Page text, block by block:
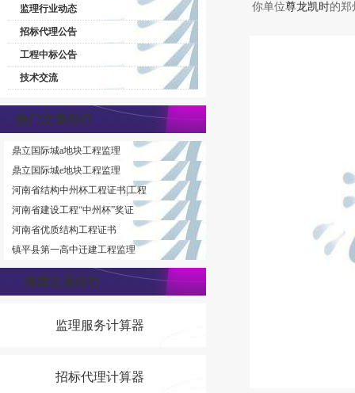
监理行业动态
招标代理公告
工程中标公告
技术交流
热门文章排行
鼎立国际城a地块工程监理
鼎立国际城e地块工程监理
河南省结构中州杯工程证书|工程
河南省建设工程“中州杯”奖证
河南省优质结构工程证书
镇平县第一高中迁建工程监理
推荐文章排行
监理服务计算器
招标代理计算器
你单位尊龙凯时的郑